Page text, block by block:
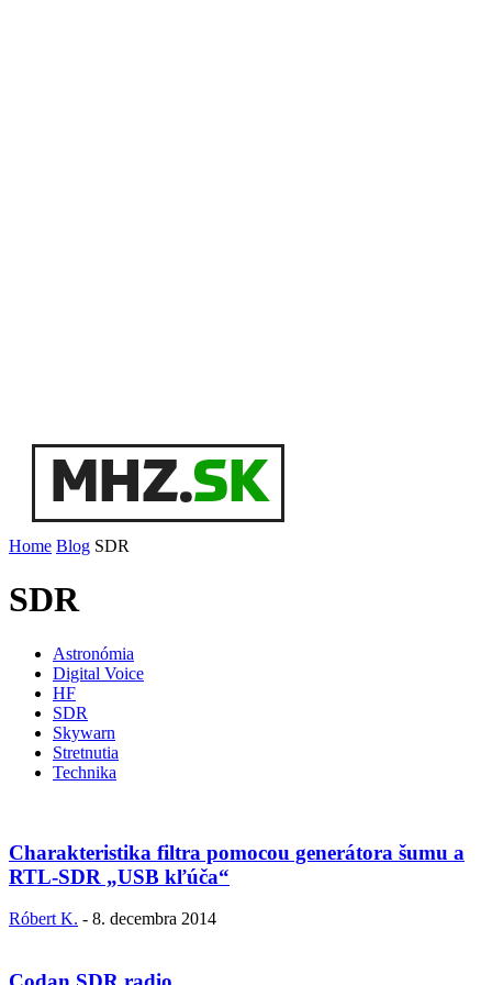
Home Blog SDR
SDR
Astronómia
Digital Voice
HF
SDR
Skywarn
Stretnutia
Technika
Charakteristika filtra pomocou generátora šumu a
RTL-SDR „USB kľúča“
Róbert K. - 8. decembra 2014